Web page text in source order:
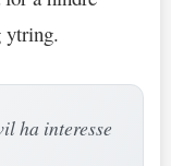
ytring.
ha interesse